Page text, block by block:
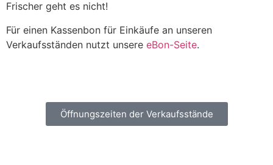
Frischer geht es nicht!
Für einen Kassenbon für Einkäufe an unseren
Verkaufsständen nutzt unsere eBon-Seite.
Öffnungszeiten der Verkaufsstände